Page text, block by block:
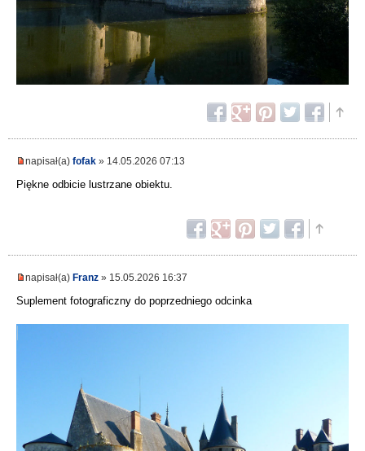
napisał(a) fofak » 14.05.2026 07:13
Piękne odbicie lustrzane obiektu.
napisał(a) Franz » 15.05.2026 16:37
Suplement fotograficzny do poprzedniego odcinka